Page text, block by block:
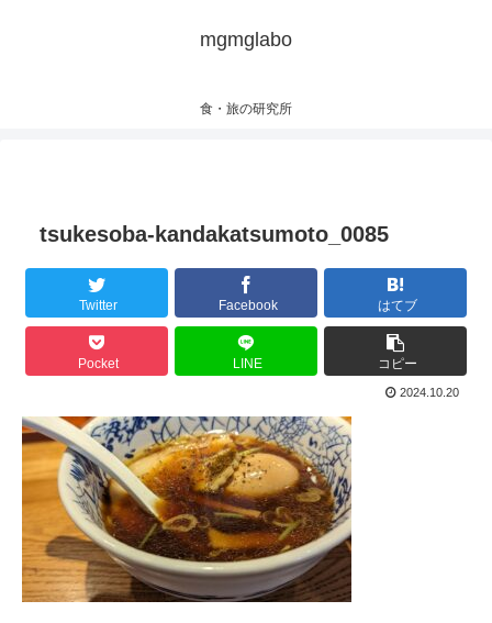
mgmglabo
食・旅の研究所
tsukesoba-kandakatsumoto_0085
Twitter Facebook はてブ
Pocket LINE コピー
2024.10.20